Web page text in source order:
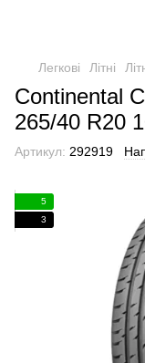
Легкові Літні
Continental
265/40 R20
Артикул: 292919
5
3